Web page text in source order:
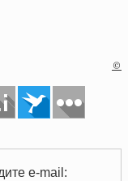
©
e-mail: